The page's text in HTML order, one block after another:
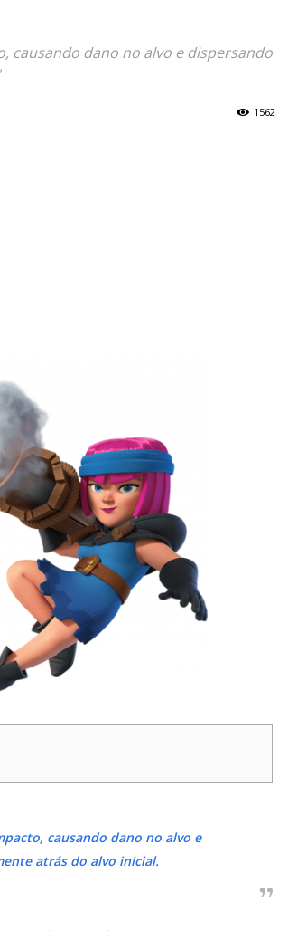
causando dano no alvo e dispersando
1562
causando dano no alvo e
atrás do alvo inicial.